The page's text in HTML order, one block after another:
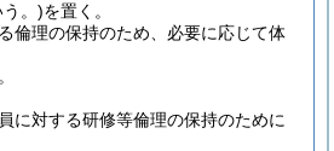
。)を置く。
倫理の保持のため、必要に応じて体
に対する研修等倫理の保持のために